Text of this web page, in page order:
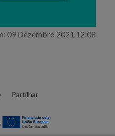
09 Dezembro 2021 12:08
Partilhar